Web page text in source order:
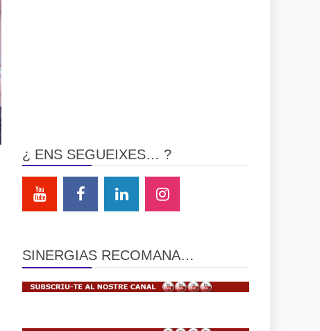
¿ ENS SEGUEIXES… ?
SINERGIAS RECOMANA…